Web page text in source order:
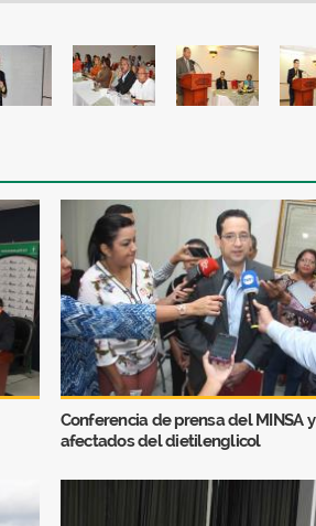
Conferencia de prensa del MINSA y
afectados del dietilenglicol